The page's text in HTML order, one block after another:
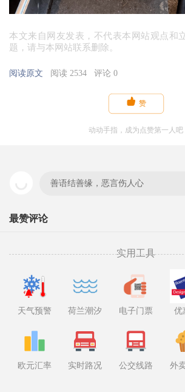
本文来自网友发表，不代表本网站观点和
题，请与本网站联系删除。
阅读原文 阅读 2534 评论 0
 赞
动动手指，成为点赞第一人吧
善语结善缘，恶言伤人心
最赞评论
实用工具
天气预警 荷兰潮汐 电子门票 优
欧元汇率 实时路况 公交线路 外